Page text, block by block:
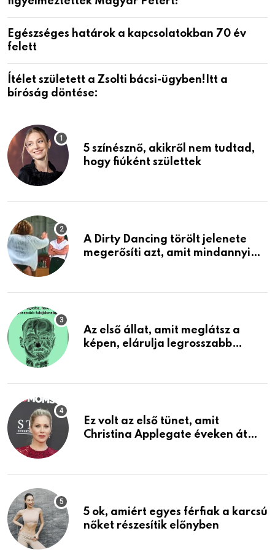
Egészséges határok a kapcsolatokban 70 év
felett
Ítélet született a Zsolti bácsi-ügyben!Itt a
bíróság döntése:
5 színésznő, akikről nem tudtad,
hogy fiúként születtek
A Dirty Dancing törölt jelenete
megerősíti azt, amit mindannyian
Az első állat, amit meglátsz a
képen, elárulja legrosszabb
Ez volt az első tünet, amit
Christina Applegate éveken át
5 ok, amiért egyes férfiak a karcsú
nőket részesítik előnyben